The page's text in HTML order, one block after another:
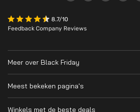
8.7/10
Feedback Company Reviews
Meer over Black Friday
Wanneer is Black Friday?
Cyber Monday 2026
Meest bekeken pagina's
Winkels met de beste deals